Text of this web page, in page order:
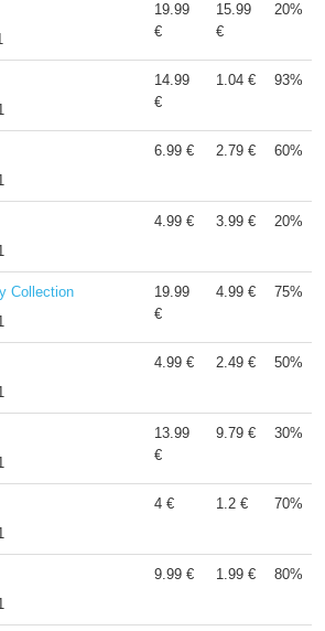
19.99
€
15.99
€
20%
14.99
€
1.04 € 93%
6.99 € 2.79 € 60%
4.99 € 3.99 € 20%
Collection
19.99
€
4.99 € 75%
4.99 € 2.49 € 50%
13.99
€
9.79 € 30%
4 € 1.2 € 70%
9.99 € 1.99 € 80%